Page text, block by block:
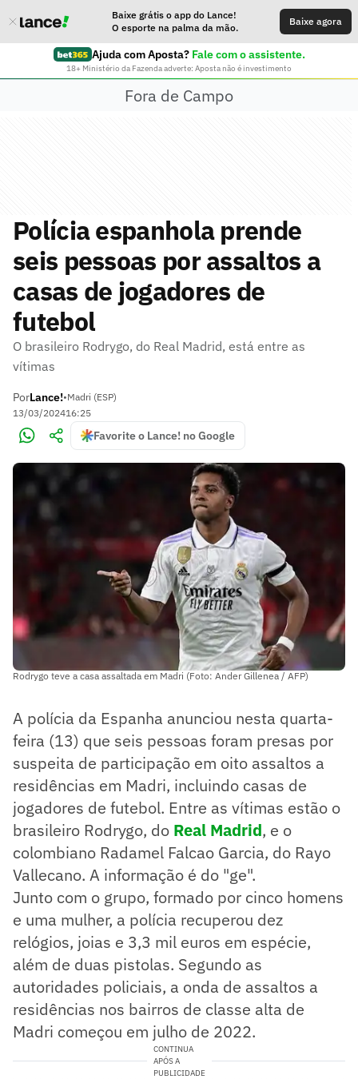
Baixe grátis o app do Lance!
O esporte na palma da mão.
Baixe agora
Ajuda com Aposta? Fale com o assistente.
18+ Ministério da Fazenda adverte: Aposta não é investimento
Fora de Campo
Polícia espanhola prende
seis pessoas por assaltos a
casas de jogadores de
futebol
O brasileiro Rodrygo, do Real Madrid, está entre as
vítimas
PorLance!•Madri (ESP)
13/03/202416:25
Favorite o Lance! no Google
Rodrygo teve a casa assaltada em Madri (Foto: Ander Gillenea / AFP)
A polícia da Espanha anunciou nesta quarta-
feira (13) que seis pessoas foram presas por
suspeita de participação em oito assaltos a
residências em Madri, incluindo casas de
jogadores de futebol. Entre as vítimas estão o
brasileiro Rodrygo, do Real Madrid, e o
colombiano Radamel Falcao Garcia, do Rayo
Vallecano. A informação é do "ge".
Junto com o grupo, formado por cinco homens
e uma mulher, a polícia recuperou dez
relógios, joias e 3,3 mil euros em espécie,
além de duas pistolas. Segundo as
autoridades policiais, a onda de assaltos a
residências nos bairros de classe alta de
Madri começou em julho de 2022.
CONTINUA
APÓS A
PUBLICIDADE